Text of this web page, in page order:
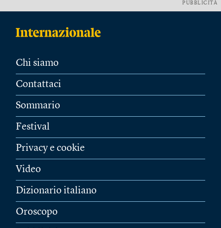
PUBBLICITÀ
Chi siamo
Contattaci
Sommario
Festival
Privacy e cookie
Video
Dizionario italiano
Oroscopo